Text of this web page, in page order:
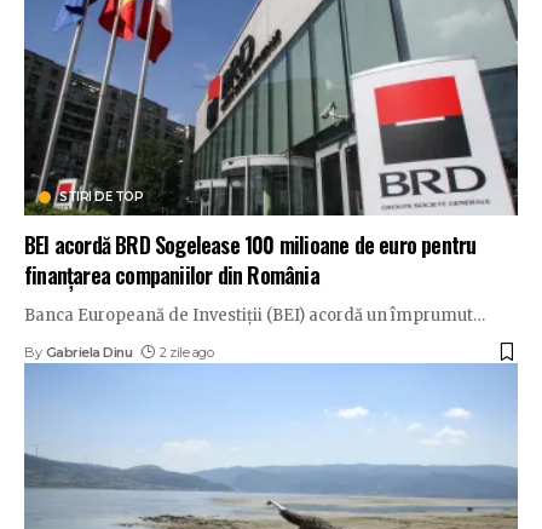
STIRI DE TOP
BEI acordă BRD Sogelease 100 milioane de euro pentru
finanțarea companiilor din România
Banca Europeană de Investiții (BEI) acordă un împrumut…
By Gabriela Dinu 2 zile ago